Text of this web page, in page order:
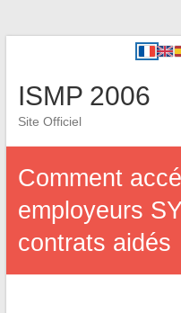
ISMP 2006
Site Officiel
Comment
employeurs
contrats aidés